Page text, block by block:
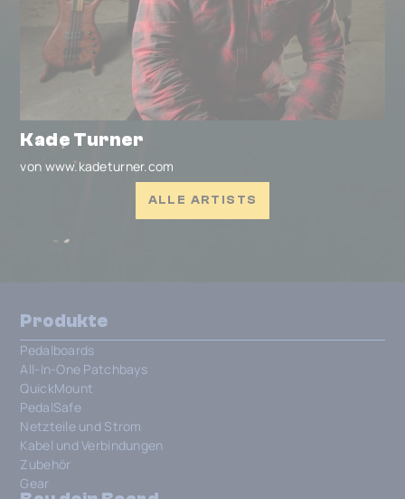
Kade Turner
von www.kadeturner.com
ALLE ARTISTS
Produkte
Pedalboards
All-In-One Patchbays
QuickMount
PedalSafe
Netzteile und Strom
Kabel und Verbindungen
Zubehör
Gear